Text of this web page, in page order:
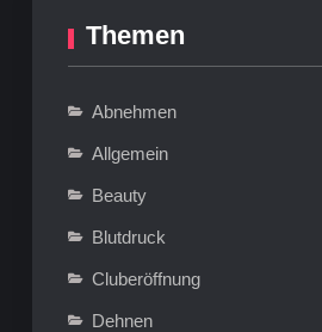
Themen
Abnehmen
Allgemein
Beauty
Blutdruck
Cluberöffnung
Dehnen